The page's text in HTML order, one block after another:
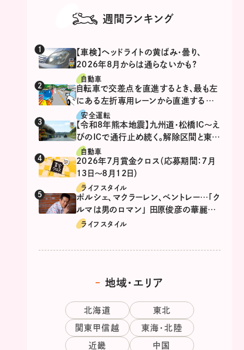
週間ランキング
【車検】ヘッドライトの黄ばみ・曇り、
2026年8月からは通らないかも?
自動車
自転車で交差点を直進するとき、最も左
にある左折専用レーンから直進するの
は、違反？
安全運転
【令和8年熊本地震】九州道・松橋IC～え
びのICで通行止め続く。解除区間と東九
州道の迂回ルート
自動車
2026年7月賞金クロス（応募期間：7月
13日～8月12日）
ライフスタイル
ポルシェ、マクラーレン、ベントレー…「ク
ルマは男のロマン」 田原俊彦の華麗な
る愛車遍歴
ライフスタイル
地域・エリア
北海道 東北
関東甲信越 東海・北陸
近畿 中国